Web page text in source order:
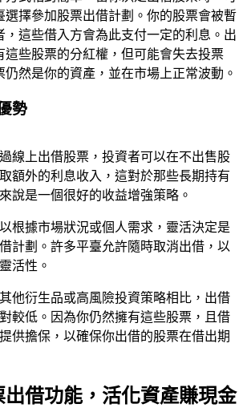
選擇參加股票出借計劃。你的股票會被暫
，這些借入方會為此支付一定的利息。出
這些股票的分紅權，但可能會失去投票
然是你的資產，並在市場上正常波動。
勢
過線上出借股票，投資者可以在不出售股
額外的利息收入，這對於那些長期持有
說是一個很好的收益增強策略。
以根據市場狀況或個人需求，靈活決定是
計劃。許多平臺允許隨時取消出借，以
活性。
其他衍生品或高風險投資策略相比，出借
較低。因為你仍然擁有這些股票，且借
供擔保，以確保你出借的股票在借出期
借功能，活化資產賺現金